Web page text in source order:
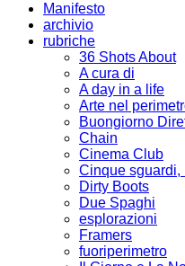
Manifesto
archivio
rubriche
36 Shots About
A cura di
A day in a life
Arte nel
Buongiorno
Chain
Cinema Club
Cinque sguardi,
Dirty Boots
Due Spaghi
esplorazioni
Framers
fuoriperimetro